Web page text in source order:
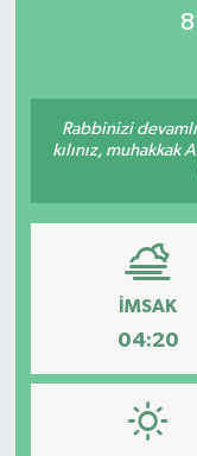
Rabbinizi
kılınız,
İMSAK
04:20